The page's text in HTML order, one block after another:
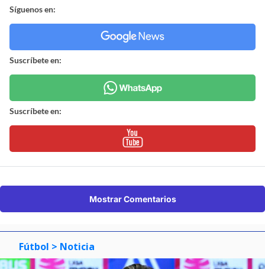
Síguenos en:
Suscríbete en:
Suscríbete en:
Mostrar Comentarios
Fútbol > Noticia